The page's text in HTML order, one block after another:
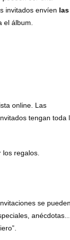
invitados envíen las
álbum.
online. Las
tengan toda
regalos.
se pueden
anécdotas…